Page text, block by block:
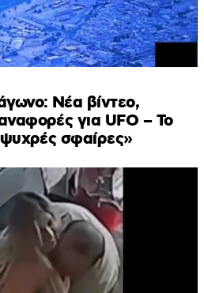
Νέα βίντεο,
για UFO – Το
σφαίρες»